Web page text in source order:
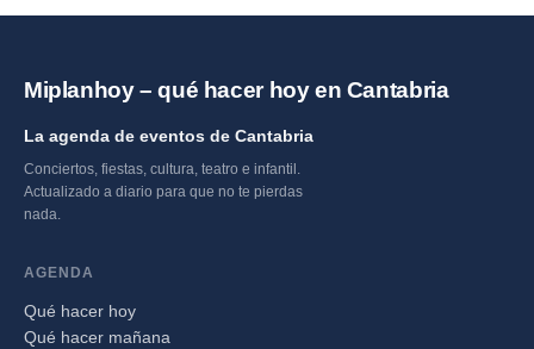
Miplanhoy – qué hacer hoy en Cantabria
La agenda de eventos de Cantabria
Conciertos, fiestas, cultura, teatro e infantil.
Actualizado a diario para que no te pierdas
nada.
AGENDA
Qué hacer hoy
Qué hacer mañana